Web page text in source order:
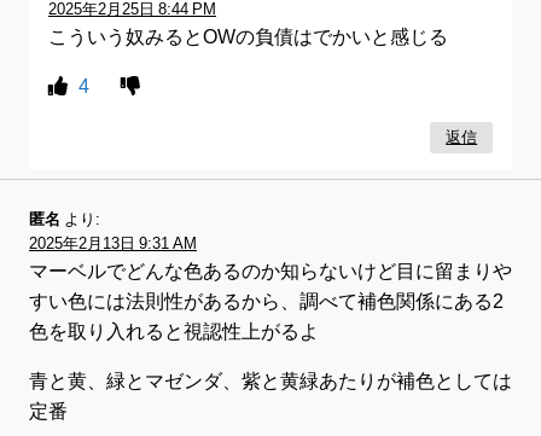
2025年2月25日 8:44 PM
こういう奴みるとOWの負債はでかいと感じる
4
返信
匿名 より:
2025年2月13日 9:31 AM
マーベルでどんな色あるのか知らないけど目に留まりや
すい色には法則性があるから、調べて補色関係にある2
色を取り入れると視認性上がるよ
青と黄、緑とマゼンダ、紫と黄緑あたりが補色としては
定番